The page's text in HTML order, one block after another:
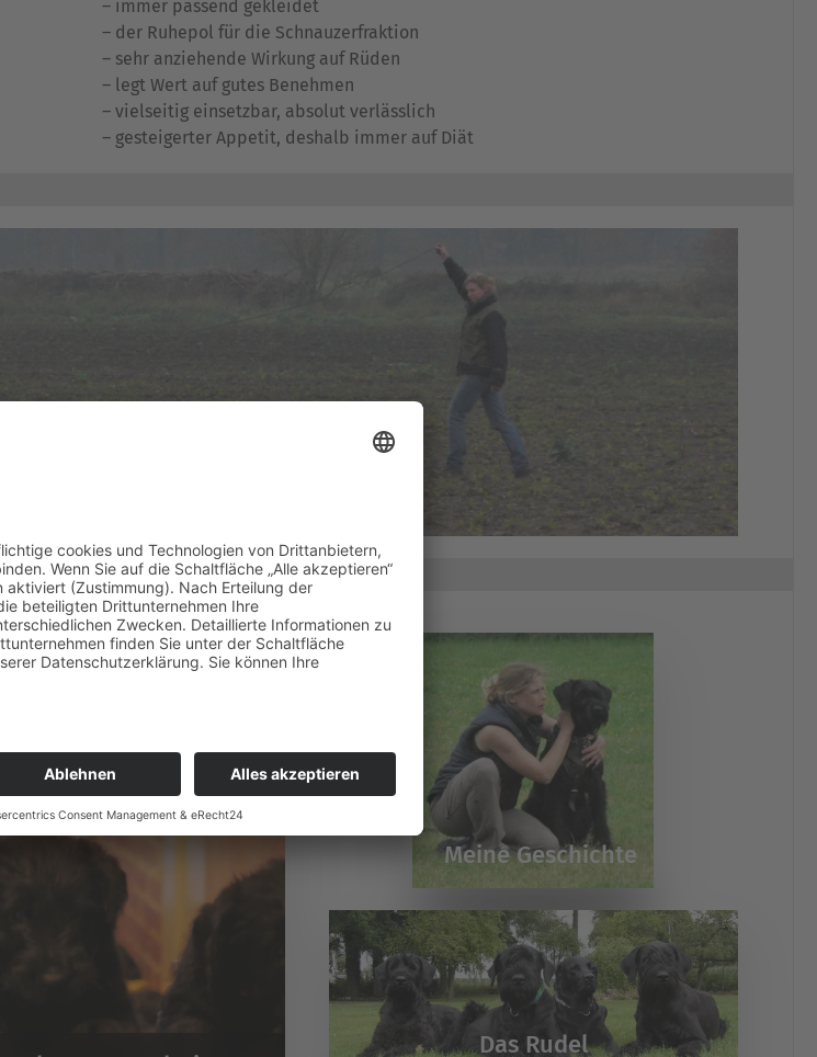
– immer passend gekleidet
– der Ruhepol für die Schnauzerfraktion
– sehr anziehende Wirkung auf Rüden
– legt Wert auf gutes Benehmen
– vielseitig einsetzbar, absolut verlässlich
– gesteigerter Appetit, deshalb immer auf Diät
Meine Geschichte
Das Rudel